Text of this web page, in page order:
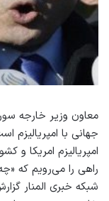
معاون وزیر خارجه
جهانی با امپریالیزم
امپریالیزم امریکا و
راهی را می‌رویم که
شبکه خبری المنار